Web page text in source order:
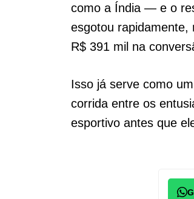
como a Índia — e o
esgotou rapidamente,
R$ 391 mil na
Isso já serve como
corrida entre os
esportivo antes que